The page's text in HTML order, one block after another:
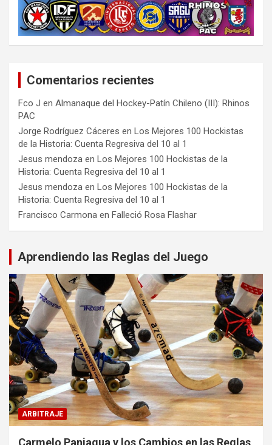
Comentarios recientes
Fco J en Almanaque del Hockey-Patín Chileno (III): Rhinos
PAC
Jorge Rodríguez Cáceres en Los Mejores 100 Hockistas
de la Historia: Cuenta Regresiva del 10 al 1
Jesus mendoza en Los Mejores 100 Hockistas de la
Historia: Cuenta Regresiva del 10 al 1
Jesus mendoza en Los Mejores 100 Hockistas de la
Historia: Cuenta Regresiva del 10 al 1
Francisco Carmona en Falleció Rosa Flashar
Aprendiendo las Reglas del Juego
ARBITRAJE
Carmelo Paniagua y los Cambios en las Reglas